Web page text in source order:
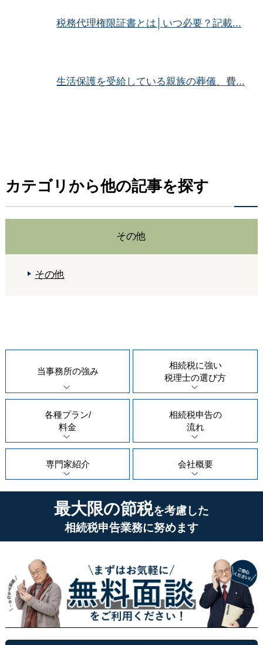
税務代理権限証書とは│いつ必要？記載...
生活保護を受給している親族の葬儀、費...
カテゴリから他の記事を探す
その他
その他
当事務所の強み
相続税に強い
税理士の選び方
各種プラン/
料金
相続税申告の
流れ
専門家紹介 会社概要
最大限の節税を考慮した
相続税申告業務に努めます